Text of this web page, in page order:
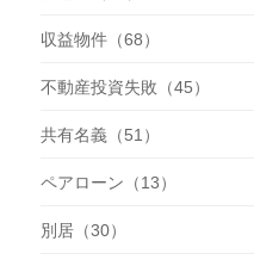
収益物件（68）
不動産投資失敗（45）
共有名義（51）
ペアローン（13）
別居（30）